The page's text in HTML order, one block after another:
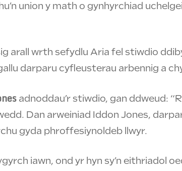
union y math o gynhyrchiad
arall wrth sefydlu Aria fel stiwdio
darparu cyfleusterau arbennig a
adnoddau’r stiwdio, gan ddweud:
Dan arweiniad Iddon Jones,
gyda phroffesiynoldeb llwyr.
iawn, ond yr hyn sy’n eithriadol